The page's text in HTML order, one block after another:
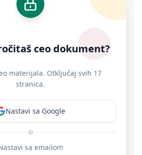
ceo dokument?
materijala. Otključaj svih 17
stranica.
Nastavi sa Google
ili
sa emailom